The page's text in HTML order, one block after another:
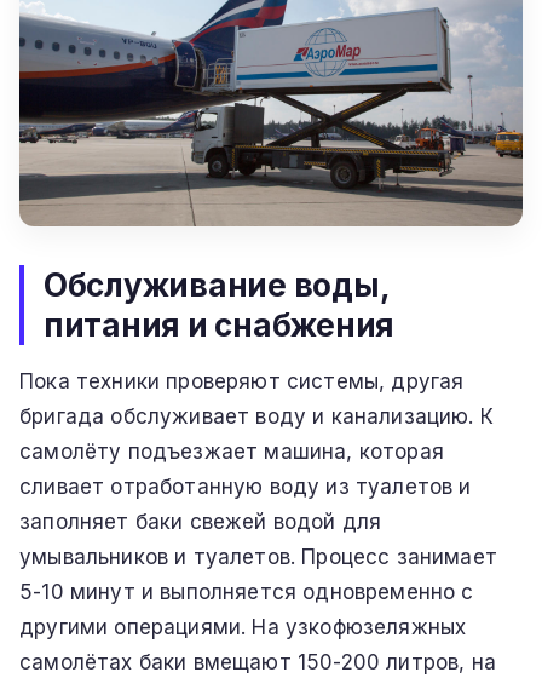
Обслуживание воды,
питания и снабжения
Пока техники проверяют системы, другая
бригада обслуживает воду и канализацию. К
самолёту подъезжает машина, которая
сливает отработанную воду из туалетов и
заполняет баки свежей водой для
умывальников и туалетов. Процесс занимает
5-10 минут и выполняется одновременно с
другими операциями. На узкофюзеляжных
самолётах баки вмещают 150-200 литров, на